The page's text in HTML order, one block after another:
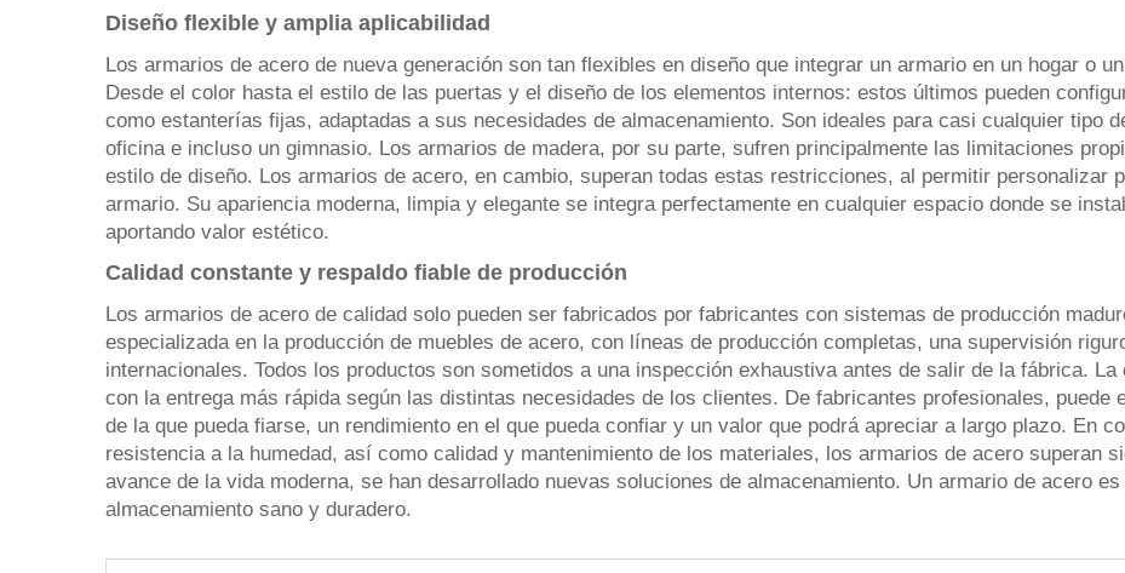
Diseño flexible y amplia aplicabilidad
Los armarios de acero de nueva generación son tan flexibles en diseño que integrar un armario en un hogar o
Desde el color hasta el estilo de las puertas y el diseño de los elementos internos: estos últimos pueden
como estanterías fijas, adaptadas a sus necesidades de almacenamiento. Son ideales para casi cualquier tipo
oficina e incluso un gimnasio. Los armarios de madera, por su parte, sufren principalmente las limitaciones
estilo de diseño. Los armarios de acero, en cambio, superan todas estas restricciones, al permitir personalizar
armario. Su apariencia moderna, limpia y elegante se integra perfectamente en cualquier espacio donde se
aportando valor estético.
Calidad constante y respaldo fiable de producción
Los armarios de acero de calidad solo pueden ser fabricados por fabricantes con sistemas de producción
especializada en la producción de muebles de acero, con líneas de producción completas, una supervisión
internacionales. Todos los productos son sometidos a una inspección exhaustiva antes de salir de la fábrica.
con la entrega más rápida según las distintas necesidades de los clientes. De fabricantes profesionales, puede
de la que pueda fiarse, un rendimiento en el que pueda confiar y un valor que podrá apreciar a largo plazo. En
resistencia a la humedad, así como calidad y mantenimiento de los materiales, los armarios de acero superan
avance de la vida moderna, se han desarrollado nuevas soluciones de almacenamiento. Un armario de acero
almacenamiento sano y duradero.